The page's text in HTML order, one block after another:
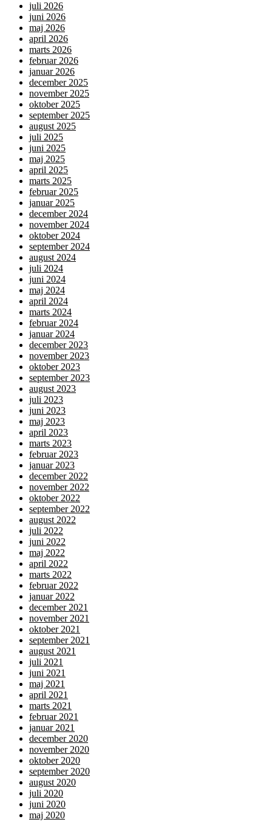
juli 2026
juni 2026
maj 2026
april 2026
marts 2026
februar 2026
januar 2026
december 2025
november 2025
oktober 2025
september 2025
august 2025
juli 2025
juni 2025
maj 2025
april 2025
marts 2025
februar 2025
januar 2025
december 2024
november 2024
oktober 2024
september 2024
august 2024
juli 2024
juni 2024
maj 2024
april 2024
marts 2024
februar 2024
januar 2024
december 2023
november 2023
oktober 2023
september 2023
august 2023
juli 2023
juni 2023
maj 2023
april 2023
marts 2023
februar 2023
januar 2023
december 2022
november 2022
oktober 2022
september 2022
august 2022
juli 2022
juni 2022
maj 2022
april 2022
marts 2022
februar 2022
januar 2022
december 2021
november 2021
oktober 2021
september 2021
august 2021
juli 2021
juni 2021
maj 2021
april 2021
marts 2021
februar 2021
januar 2021
december 2020
november 2020
oktober 2020
september 2020
august 2020
juli 2020
juni 2020
maj 2020